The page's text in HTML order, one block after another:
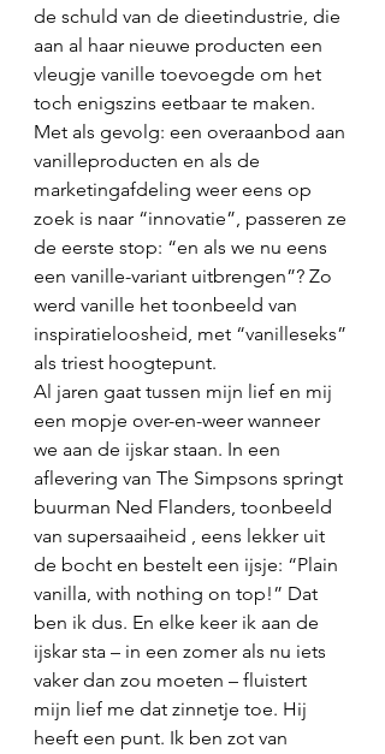
de schuld van de dieetindustrie, die
aan al haar nieuwe producten een
vleugje vanille toevoegde om het
toch enigszins eetbaar te maken.
Met als gevolg: een overaanbod aan
vanilleproducten en als de
marketingafdeling weer eens op
zoek is naar “innovatie”, passeren ze
de eerste stop: “en als we nu eens
een vanille-variant uitbrengen”? Zo
werd vanille het toonbeeld van
inspiratieloosheid, met “vanilleseks”
als triest hoogtepunt.
Al jaren gaat tussen mijn lief en mij
een mopje over-en-weer wanneer
we aan de ijskar staan. In een
aflevering van The Simpsons springt
buurman Ned Flanders, toonbeeld
van supersaaiheid , eens lekker uit
de bocht en bestelt een ijsje: “Plain
vanilla, with nothing on top!” Dat
ben ik dus. En elke keer ik aan de
ijskar sta – in een zomer als nu iets
vaker dan zou moeten – fluistert
mijn lief me dat zinnetje toe. Hij
heeft een punt. Ik ben zot van